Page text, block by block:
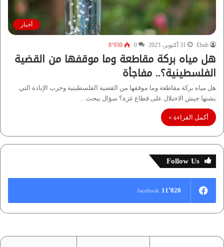
أخبار
Ehab 31 أكتوبر، 2023 0 8٬930
هل مياه بركة مقاطعة وما موقفها من القضية
الفلسطينية؟.. مفاجأة
هل مياه بركة مقاطعة وما موقفها من القضية الفلسطينية وحرب الإبادة التي
يشنها جيش الاحتلال على قطاع غزة؟ سؤال يبحث…
أكمل القراءة »
Follow Us
11٬828 facebook